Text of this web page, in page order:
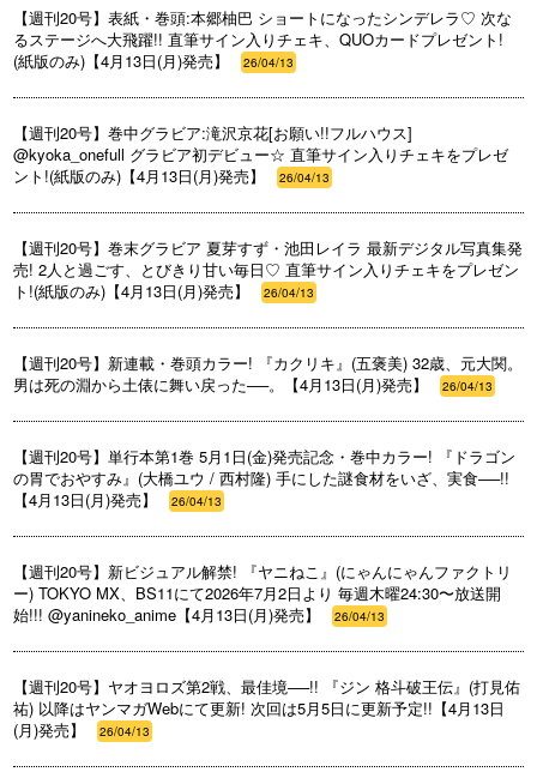
【週刊20号】表紙・巻頭:本郷柚巴 ショートになったシンデレラ♡ 次な
るステージへ大飛躍!! 直筆サイン入りチェキ、QUOカードプレゼント!
(紙版のみ)【4月13日(月)発売】
26/04/13
【週刊20号】巻中グラビア:滝沢京花[お願い!!フルハウス]
@kyoka_onefull グラビア初デビュー☆ 直筆サイン入りチェキをプレゼ
ント!(紙版のみ)【4月13日(月)発売】
26/04/13
【週刊20号】巻末グラビア 夏芽すず・池田レイラ 最新デジタル写真集発
売! 2人と過ごす、とびきり甘い毎日♡ 直筆サイン入りチェキをプレゼン
ト!(紙版のみ)【4月13日(月)発売】
26/04/13
【週刊20号】新連載・巻頭カラー! 『カクリキ』(五褒美) 32歳、元大関。
男は死の淵から土俵に舞い戻った──。【4月13日(月)発売】
26/04/13
【週刊20号】単行本第1巻 5月1日(金)発売記念・巻中カラー! 『ドラゴン
の胃でおやすみ』(大橋ユウ / 西村隆) 手にした謎食材をいざ、実食──!!
【4月13日(月)発売】
26/04/13
【週刊20号】新ビジュアル解禁! 『ヤニねこ』(にゃんにゃんファクトリ
ー) TOKYO MX、BS11にて2026年7月2日より 毎週木曜24:30〜放送開
始!!! @yanineko_anime【4月13日(月)発売】
26/04/13
【週刊20号】ヤオヨロズ第2戦、最佳境──!! 『ジン 格斗破王伝』(打見佑
祐) 以降はヤンマガWebにて更新! 次回は5月5日に更新予定!!【4月13日
(月)発売】
26/04/13